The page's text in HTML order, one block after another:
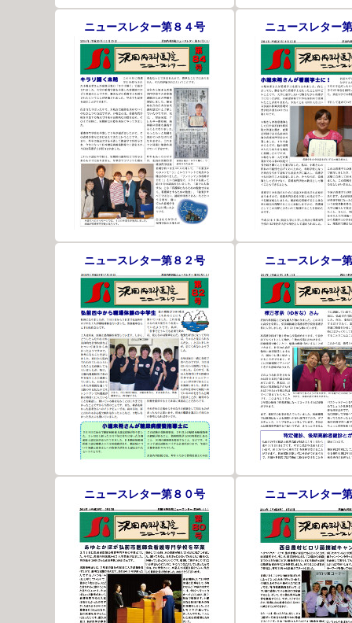
ニュースレター第８４号 ニュースレター
ニュースレター第８２号 ニュースレター
ニュースレター第８０号 ニュースレター